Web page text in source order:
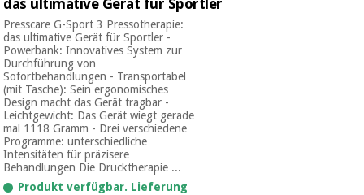
das ultimative Gerät für Sportler
Presscare G-Sport 3 Pressotherapie:
das ultimative Gerät für Sportler -
Powerbank: Innovatives System zur
Durchführung von
Sofortbehandlungen - Transportabel
(mit Tasche): Sein ergonomisches
Design macht das Gerät tragbar -
Leichtgewicht: Das Gerät wiegt gerade
mal 1118 Gramm - Drei verschiedene
Programme: unterschiedliche
Intensitäten für präzisere
Behandlungen Die Drucktherapie ...
Produkt verfügbar. Lieferung